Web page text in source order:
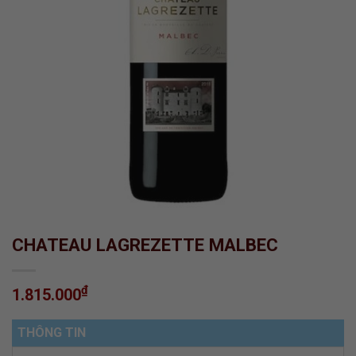
CHATEAU LAGREZETTE MALBEC
1.815.000₫
THÔNG TIN